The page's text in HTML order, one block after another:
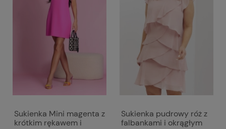
Sukienka Mini magenta z
krótkim rękawem i
Sukienka pudrowy róż z
falbankami i okrągłym